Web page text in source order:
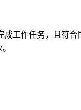
成工作任务，且符合